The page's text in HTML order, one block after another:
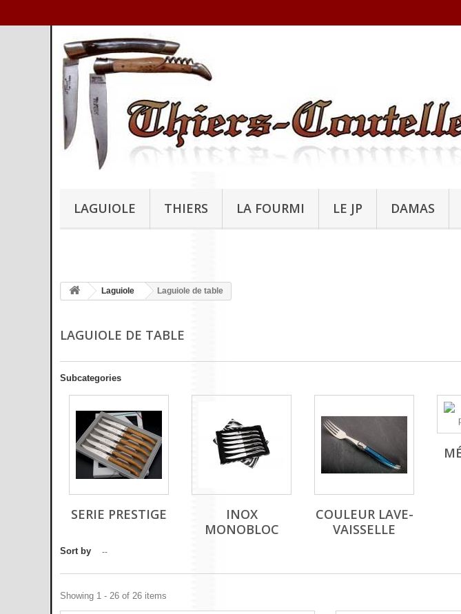
LAGUIOLE THIERS LA FOURMI LE JP DAMAS
Laguiole Laguiole de table
LAGUIOLE DE TABLE
Subcategories
SERIE PRESTIGE
INOX
MONOBLOC
COULEUR LAVE-
VAISSELLE
Sort by --
Showing 1 - 26 of 26 items